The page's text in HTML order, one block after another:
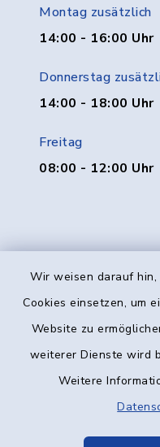
Wir weisen darauf
Cookies einsetzen, um
Website zu
weiterer Dienste wird
Weitere
Montag zusätzlich
14:00 - 16:00 Uhr
Donnerstag
14:00 - 18:00 Uhr
Freitag
08:00 - 12:00 Uhr